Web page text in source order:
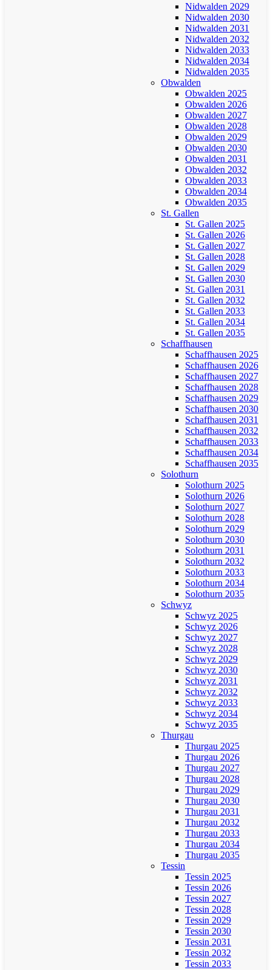
Nidwalden 2029
Nidwalden 2030
Nidwalden 2031
Nidwalden 2032
Nidwalden 2033
Nidwalden 2034
Nidwalden 2035
Obwalden
Obwalden 2025
Obwalden 2026
Obwalden 2027
Obwalden 2028
Obwalden 2029
Obwalden 2030
Obwalden 2031
Obwalden 2032
Obwalden 2033
Obwalden 2034
Obwalden 2035
St. Gallen
St. Gallen 2025
St. Gallen 2026
St. Gallen 2027
St. Gallen 2028
St. Gallen 2029
St. Gallen 2030
St. Gallen 2031
St. Gallen 2032
St. Gallen 2033
St. Gallen 2034
St. Gallen 2035
Schaffhausen
Schaffhausen 2025
Schaffhausen 2026
Schaffhausen 2027
Schaffhausen 2028
Schaffhausen 2029
Schaffhausen 2030
Schaffhausen 2031
Schaffhausen 2032
Schaffhausen 2033
Schaffhausen 2034
Schaffhausen 2035
Solothurn
Solothurn 2025
Solothurn 2026
Solothurn 2027
Solothurn 2028
Solothurn 2029
Solothurn 2030
Solothurn 2031
Solothurn 2032
Solothurn 2033
Solothurn 2034
Solothurn 2035
Schwyz
Schwyz 2025
Schwyz 2026
Schwyz 2027
Schwyz 2028
Schwyz 2029
Schwyz 2030
Schwyz 2031
Schwyz 2032
Schwyz 2033
Schwyz 2034
Schwyz 2035
Thurgau
Thurgau 2025
Thurgau 2026
Thurgau 2027
Thurgau 2028
Thurgau 2029
Thurgau 2030
Thurgau 2031
Thurgau 2032
Thurgau 2033
Thurgau 2034
Thurgau 2035
Tessin
Tessin 2025
Tessin 2026
Tessin 2027
Tessin 2028
Tessin 2029
Tessin 2030
Tessin 2031
Tessin 2032
Tessin 2033